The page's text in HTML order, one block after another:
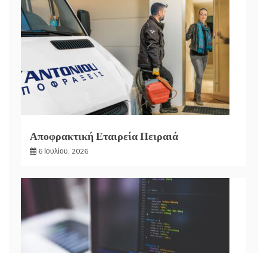
Αποφρακτική Εταιρεία Πειραιά
6 Ιουλίου, 2026